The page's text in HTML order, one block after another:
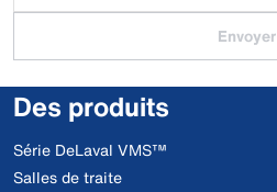
Envoyer
Des produits
Série DeLaval VMS™
Salles de traite